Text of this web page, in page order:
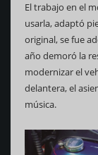
El trabajo en el
usarla, adaptó
original, se fue
año demoró la
modernizar el
delantera, el
música.